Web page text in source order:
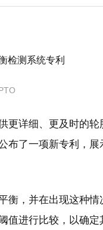
更详细、更及时的
布了一项新专利，
，并在出现这种情
进行比较，以确定